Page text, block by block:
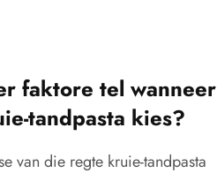
faktore tel wanneer
tandpasta kies?
van die regte kruie-tandpasta